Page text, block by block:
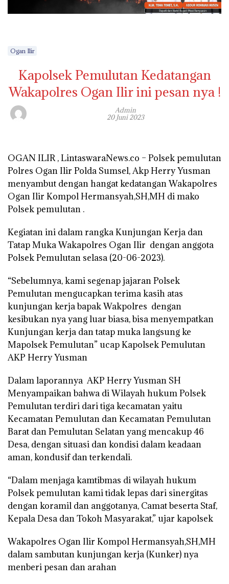
Ogan Ilir
Kapolsek Pemulutan Kedatangan
Wakapolres Ogan Ilir ini pesan nya !
Admin
20 Juni 2023
OGAN ILIR , LintaswaraNews.co – Polsek pemulutan
Polres Ogan Ilir Polda Sumsel, Akp Herry Yusman
menyambut dengan hangat kedatangan Wakapolres
Ogan Ilir Kompol Hermansyah,SH,MH di mako
Polsek pemulutan .
Kegiatan ini dalam rangka Kunjungan Kerja dan
Tatap Muka Wakapolres Ogan Ilir dengan anggota
Polsek Pemulutan selasa (20-06-2023).
“Sebelumnya, kami segenap jajaran Polsek
Pemulutan mengucapkan terima kasih atas
kunjungan kerja bapak Wakpolres dengan
kesibukan nya yang luar biasa, bisa menyempatkan
Kunjungan kerja dan tatap muka langsung ke
Mapolsek Pemulutan” ucap Kapolsek Pemulutan
AKP Herry Yusman
Dalam laporannya AKP Herry Yusman SH
Menyampaikan bahwa di Wilayah hukum Polsek
Pemulutan terdiri dari tiga kecamatan yaitu
Kecamatan Pemulutan dan Kecamatan Pemulutan
Barat dan Pemulutan Selatan yang mencakup 46
Desa, dengan situasi dan kondisi dalam keadaan
aman, kondusif dan terkendali.
“Dalam menjaga kamtibmas di wilayah hukum
Polsek pemulutan kami tidak lepas dari sinergitas
dengan koramil dan anggotanya, Camat beserta Staf,
Kepala Desa dan Tokoh Masyarakat,” ujar kapolsek
Wakapolres Ogan Ilir Kompol Hermansyah,SH,MH
dalam sambutan kunjungan kerja (Kunker) nya
menberi pesan dan arahan